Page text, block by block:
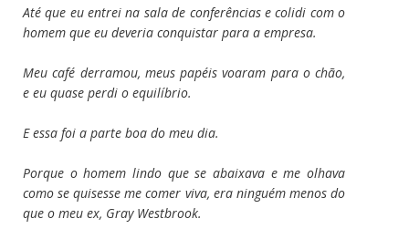
Até que eu entrei na sala de conferências e colidi com o
homem que eu deveria conquistar para a empresa.
Meu café derramou, meus papéis voaram para o chão,
e eu quase perdi o equilíbrio.
E essa foi a parte boa do meu dia.
Porque o homem lindo que se abaixava e me olhava
como se quisesse me comer viva, era ninguém menos do
que o meu ex, Gray Westbrook.